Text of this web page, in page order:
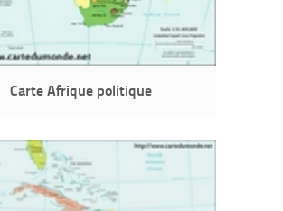
Carte Afrique politique